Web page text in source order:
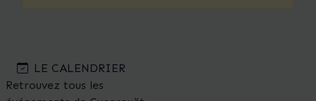
LE CALENDRIER
Retrouvez tous les